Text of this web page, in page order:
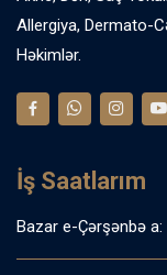
Allergiya, Dermato-
Həkimlər.
İş Saatlarım
Bazar e-Çərşənbə a: